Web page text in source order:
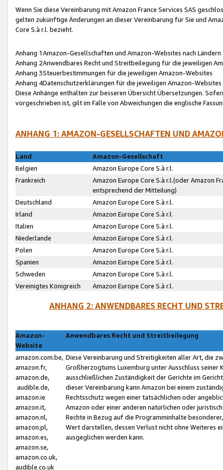
Wenn Sie diese Vereinbarung mit Amazon France Services SAS
gelten zukünftige Änderungen an dieser Vereinbarung für Sie und
Core S.à r.l. bezieht.
Anhang 1Amazon-Gesellschaften und Amazon-Websites nach Ländern
Anhang 2Anwendbares Recht und Streitbeilegung für die jeweiligen
Anhang 3Steuerbestimmungen für die jeweiligen Amazon-Websites
Anhang 4Datenschutzerklärungen für die jeweiligen Amazon-Websites
Diese Anhänge enthalten zur besseren Übersicht Übersetzungen.
vorgeschrieben ist, gilt im Falle von Abweichungen die englische
ANHANG 1: AMAZON-GESELLSCHAFTEN UND
Land
Amazon-Gesellschaft
Belgien
Amazon Europe Core S.à r.l.
Frankreich
Amazon Europe Core S.à r.l.(oder Amazon
entsprechend der Mitteilung)
Deutschland
Amazon Europe Core S.à r.l.
Irland
Amazon Europe Core S.à r.l.
Italien
Amazon Europe Core S.à r.l.
Niederlande
Amazon Europe Core S.à r.l.
Polen
Amazon Europe Core S.à r.l.
Spanien
Amazon Europe Core S.à r.l.
Schweden
Amazon Europe Core S.à r.l.
Vereinigtes Königreich
Amazon Europe Core S.à r.l.
ANHANG 2: ANWENDBARES RECHT UND
Amazon-
Website
Anwendbares Recht und Streitbeilegung
amazon.com.be,
amazon.fr,
amazon.de,
audible.de,
amazon.ie
amazon.it,
amazon.nl,
amazon.pl,
amazon.es,
amazon.se,
amazon.co.uk,
audible.co.uk
Diese Vereinbarung und Streitigkeiten aller Art, die
Großherzogtums Luxemburg unter Ausschluss
ausschließlichen Zuständigkeit der Gerichte im
dieser Vereinbarung kann Amazon bei einem
Rechtsschutz wegen einer tatsächlichen oder
Amazon oder einer anderen natürlichen oder
Rechte in Bezug auf die Programminhalte
Wert darstellen, dessen Verlust nicht ohne Weiteres
ausgeglichen werden kann.